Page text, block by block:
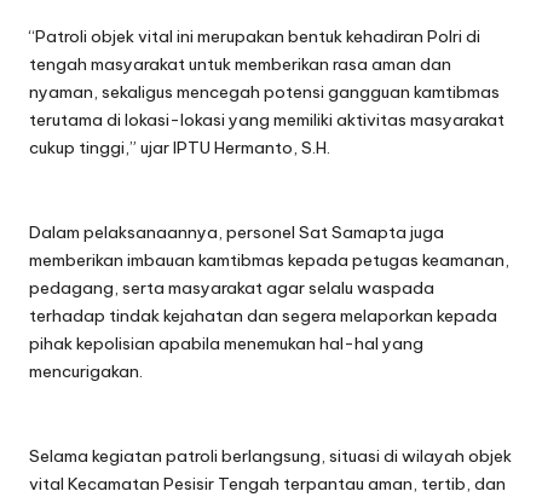
“Patroli objek vital ini merupakan bentuk kehadiran Polri di
tengah masyarakat untuk memberikan rasa aman dan
nyaman, sekaligus mencegah potensi gangguan kamtibmas
terutama di lokasi-lokasi yang memiliki aktivitas masyarakat
cukup tinggi,” ujar IPTU Hermanto, S.H.
Dalam pelaksanaannya, personel Sat Samapta juga
memberikan imbauan kamtibmas kepada petugas keamanan,
pedagang, serta masyarakat agar selalu waspada
terhadap tindak kejahatan dan segera melaporkan kepada
pihak kepolisian apabila menemukan hal-hal yang
mencurigakan.
Selama kegiatan patroli berlangsung, situasi di wilayah objek
vital Kecamatan Pesisir Tengah terpantau aman, tertib, dan